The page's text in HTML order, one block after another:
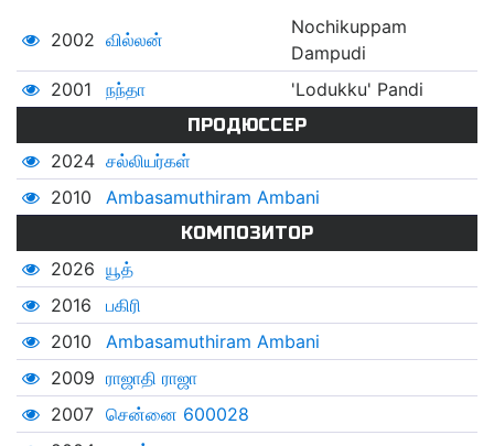
2002 வில்லன்
Nochikuppam
Dampudi
2001
நந்தா 'Lodukku' Pandi
ПРОДЮССЕР
2024 சல்லியர்கள்
2010
Ambasamuthiram Ambani
КОМПОЗИТОР
2026 யூத்
2016
பகிரி
2010
Ambasamuthiram Ambani
2009 ராஜாதி ராஜா
2007 சென்னை 600028